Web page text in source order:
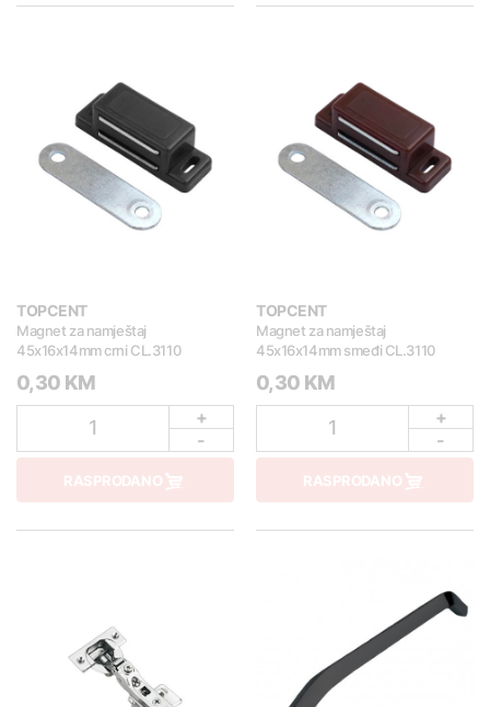
TOPCENT
Magnet za namještaj
45x16x14mm crni CL.3110
0,30 KM
1
+
-
RASPRODANO
TOPCENT
Magnet za namještaj
45x16x14mm smeđi CL.3110
0,30 KM
1
+
-
RASPRODANO